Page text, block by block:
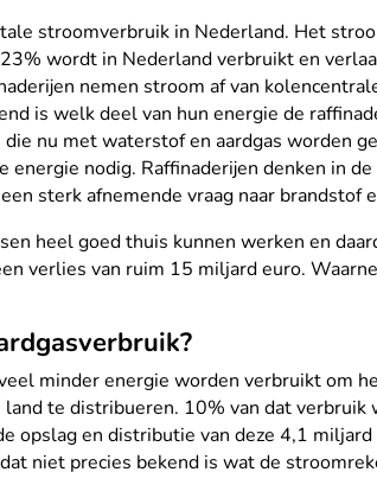
stroomverbruik in Nederland. Het
wordt in Nederland verbruikt en
nemen stroom af van
is welk deel van hun energie de
nu met waterstof en aardgas worden
energie nodig. Raffinaderijen denken in
sterk afnemende vraag naar brandstof
heel goed thuis kunnen werken en
verlies van ruim 15 miljard euro.
minder energie worden verbruikt om
te distribueren. 10% van dat
opslag en distributie van deze 4,1
niet precies bekend is wat de